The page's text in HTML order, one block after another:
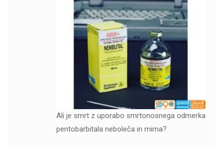
Ali je smrt z uporabo smrtonosnega odmerka
pentobarbitala neboleča in mirna?